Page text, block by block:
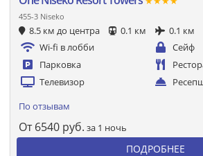
455-3 Niseko
8.5 км до центра 0.1 км
0.1 км
Wi-fi в лобби
Сейф
Парковка
Телевизор
По отзывам
От 6540 руб. за 1 ночь
ПОДРОБНЕЕ